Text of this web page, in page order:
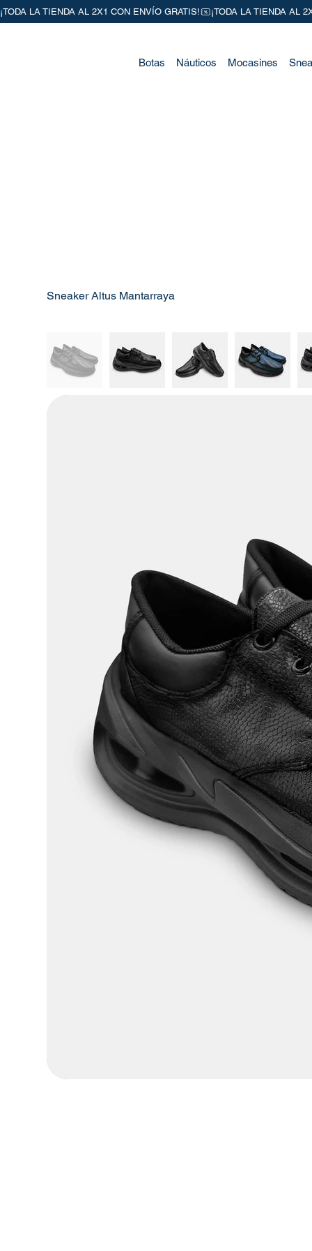
Mocasines
Náuticos
Botas
Sneaker Altus Mantarraya